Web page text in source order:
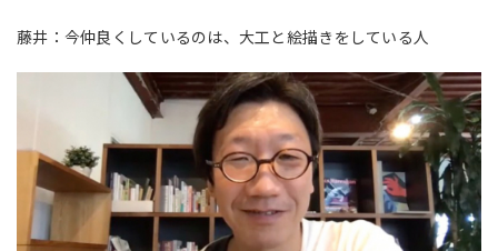
藤井：今仲良くしているのは、大工と絵描きをしている人